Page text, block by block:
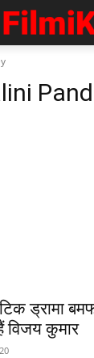
ड्रामा
विजय कुमार